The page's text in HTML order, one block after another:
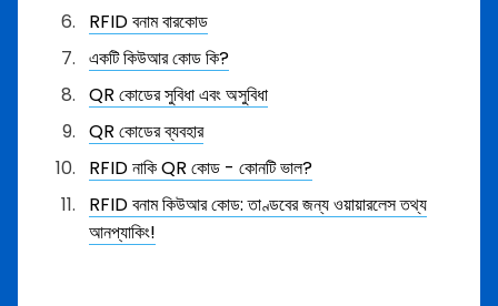
RFID বনাম বারকোড
একটি কিউআর কোড কি?
QR কোডের সুবিধা এবং অসুবিধা
QR কোডের ব্যবহার
RFID নাকি QR কোড - কোনটি ভাল?
RFID বনাম কিউআর কোড: তাণ্ডবের জন্য ওয়ায়ারলেস তথ্য
আনপ্যাকিং!